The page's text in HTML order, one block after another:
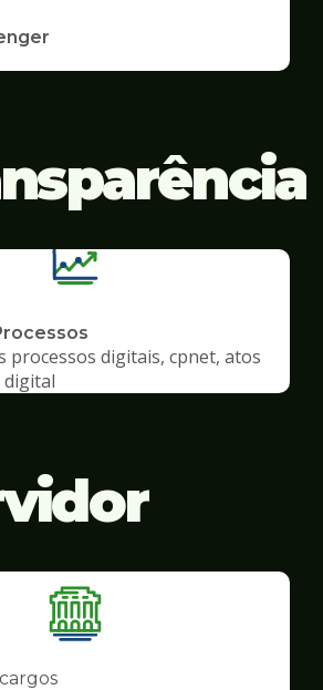
processos digitais, cpnet, atos
digital
Ilustração
da